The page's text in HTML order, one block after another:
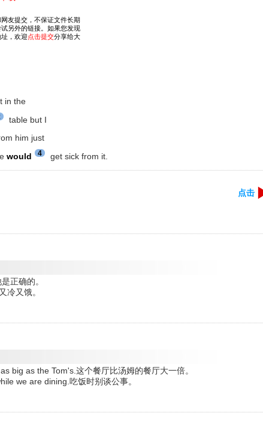
in the
table but I
him just
would 4 get sick from it.
点击
正确的。
冷又饿。
big as the Tom's.这个餐厅比汤姆的餐厅大一倍。
we are dining.吃饭时别谈公事。